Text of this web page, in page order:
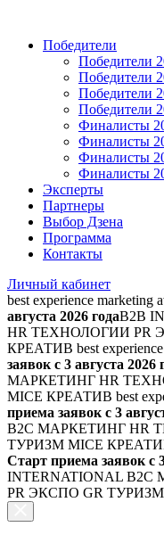
Победители
Победители
Победители
Победители
Победители
Финалисты
Финалисты
Финалисты
Финалисты
Эксперты
Партнеры
Выбор Дзена
Программа
Контакты
Личный кабинет
best experience marketing
августа 2026 годаB2B
HR ТЕХНОЛОГИИ PR
КРЕАТИВ best
заявок с 3 августа 2026
МАРКЕТИНГ HR
MICE КРЕАТИВ best
приема заявок с 3
B2C МАРКЕТИНГ HR
ТУРИЗМ MICE
Старт приема заявок с
INTERNATIONAL
PR ЭКСПО GR